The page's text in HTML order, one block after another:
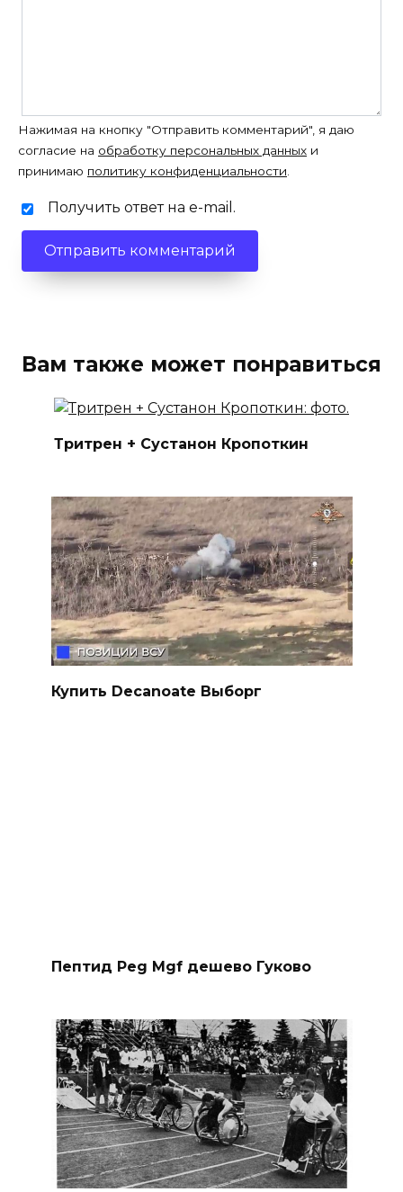
Нажимая на кнопку "Отправить комментарий", я даю
согласие на обработку персональных данных и
принимаю политику конфиденциальности.
Получить ответ на e-mail.
Вам также может понравиться
Тритрен + Сустанон Кропоткин
Купить Decanoate Выборг
Пептид Peg Mgf дешево Гуково